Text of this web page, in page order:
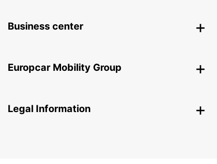
Business center
Europcar Mobility Group
Legal Information